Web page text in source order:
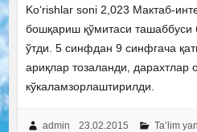
Ko‘rishlar soni 2,023 Мактаб-
бошқариш қўмитаси
ўтди. 5 синфдан 9 синфгача
ариқлар тозаланди, дарахтлар
кўкаламзорлаштирилди.
admin 23.02.2015 Ta’lim